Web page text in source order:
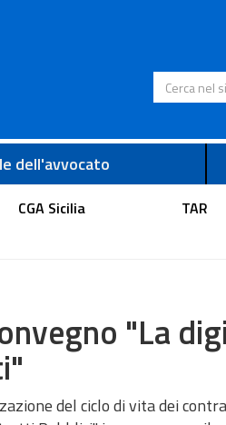
Cerca nel
dell'avvocato
CGA Sicilia TAR
"La
del ciclo di vita dei